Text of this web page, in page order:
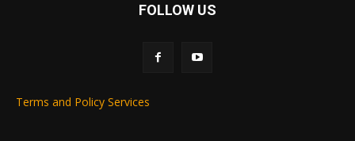
FOLLOW US
Terms and Policy Services